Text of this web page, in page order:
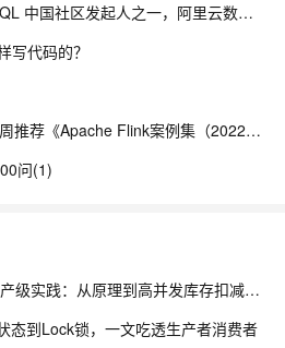
【大咖问答】对话PostgreSQL 中国社区发起人之一，阿里云数据库高级专家 德哥
写代码的？
【藏经阁一起读（27）】本周推荐《Apache Flink案例集（2022版）》，你有哪些心得？
问(1)
基于Redisson的分布式锁生产级实践：从原理到高并发库存扣减实战
态到Lock锁，一文吃透生产者消费者